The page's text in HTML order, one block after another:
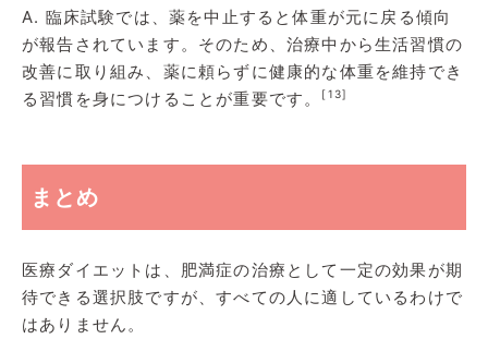
A. 臨床試験では、薬を中止すると体重が元に戻る傾向
が報告されています。そのため、治療中から生活習慣の
改善に取り組み、薬に頼らずに健康的な体重を維持でき
る習慣を身につけることが重要です。
[13]
まとめ
医療ダイエットは、肥満症の治療として一定の効果が期
待できる選択肢ですが、すべての人に適しているわけで
はありません。